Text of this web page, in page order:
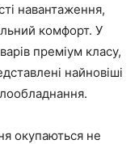
навантаження,
комфорт. У
преміум класу,
найновіші
окупаються не